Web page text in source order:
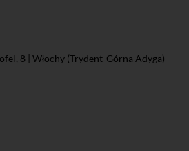
8 | Włochy (Trydent-Górna Adyga)